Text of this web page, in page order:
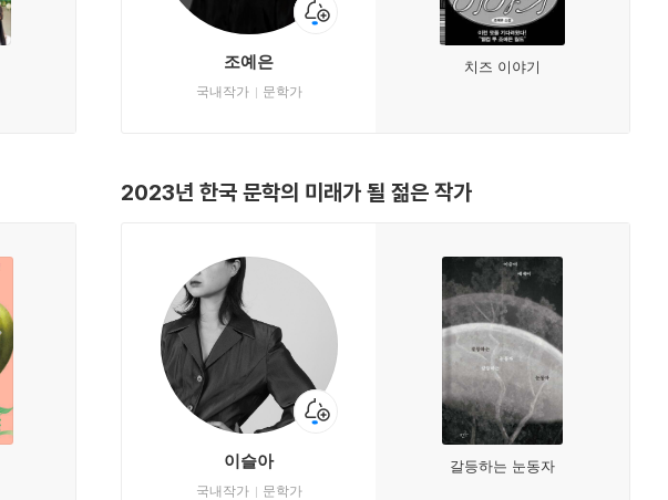
조예은
국내작가 문학가
치즈 이야기
2023년 한국 문학의 미래가 될 젊은 작가
이슬아
국내작가 문학가
갈등하는 눈동자